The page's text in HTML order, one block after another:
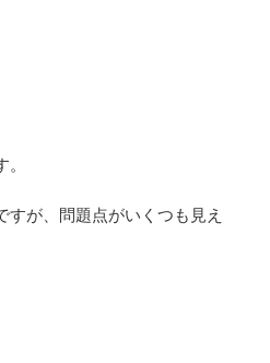
が、問題点がいくつも見え